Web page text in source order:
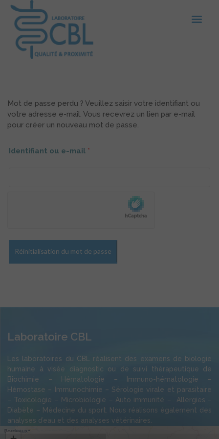
Mot de passe perdu ? Veuillez saisir votre identifiant ou
votre adresse e-mail. Vous recevrez un lien par e-mail
pour créer un nouveau mot de passe.
Identifiant ou e-mail *
Réinitialisation du mot de passe
Laboratoire CBL
Les laboratoires du CBL réalisent des examens de biologie
humaine à visée diagnostic ou de suivi thérapeutique de
Biochimie – Hématologie – Immuno-hématologie –
Hémostase – Immunochimie – Sérologie virale et parasitaire
– Toxicologie – Microbiologie – Auto immunité – Allergies –
Diabète – Médecine du sport. Nous réalisons également des
analyses d’eau et des analyses vétérinaires.